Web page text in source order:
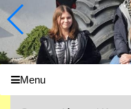
Menu